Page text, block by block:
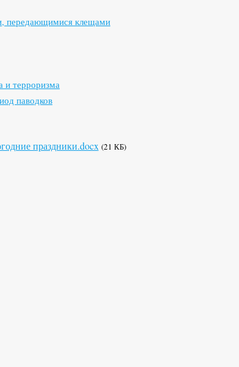
передающимися клещами
и терроризма
паводков
праздники.docx (21 КБ)